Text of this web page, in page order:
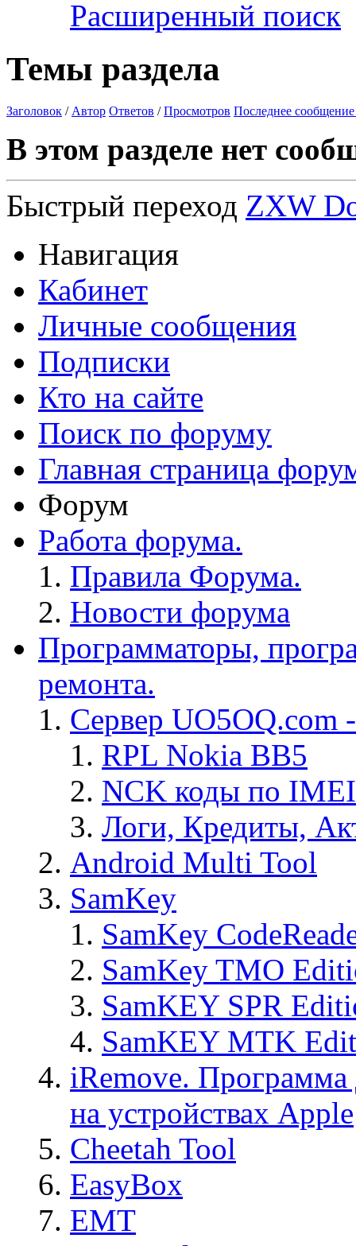
Расширенный поиск
Темы раздела
Заголовок / Автор Ответов /Просмотров Последнее сообщение
В этом разделе нет
Быстрый переход ZXW
Навигация
Кабинет
Личные сообщения
Подписки
Кто на сайте
Поиск по форуму
Главная страница
Форум
Работа форума.
Правила Форума.
Новости форума
Программаторы,
ремонта.
Сервер
RPL Nokia BB5
NCK коды по IMEI
Логи, Кредиты,
Android Multi Tool
SamKey
SamKey
SamKey TMO
SamKEY SPR
SamKEY MTK
iRemove. Программа
на устройствах Apple
Cheetah Tool
EasyBox
EMT